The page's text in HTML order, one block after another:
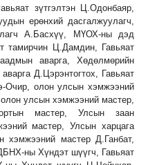
зүтгэлтэн Ц.Одонбаяр,
ерөнхий дасгалжуулагч,
А.Басхүү, МҮОХ-ны дэд
тамирчин Ц.Дамдин, Гавьяат
аварга, Хөдөлмөрийн
Д.Цэрэнтогтох, Гавьяат
Очир, олон улсын хэмжээний
улсын хэмжээний мастер,
мастер, Улсын заан
мастер, Улсын харцага
мастер Д.Ганбат,
ны Хүндэт шүүгч, Гавьяат